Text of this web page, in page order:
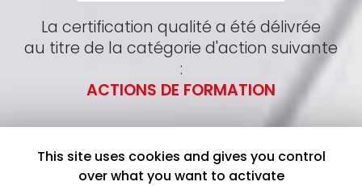
La certification qualité a été délivrée
au titre de la catégorie d'action suivante
:
ACTIONS DE FORMATION
This site uses cookies and gives you control
over what you want to activate